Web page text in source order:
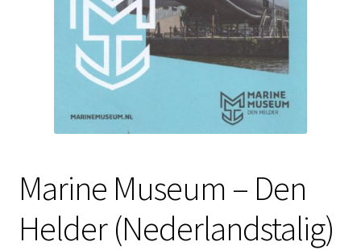
Marine Museum – Den
Helder (Nederlandstalig)